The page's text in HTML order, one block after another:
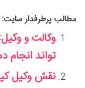
مطالب پرطرفدار سایت:
وکالت و
تواند انجام
نقش وکیل